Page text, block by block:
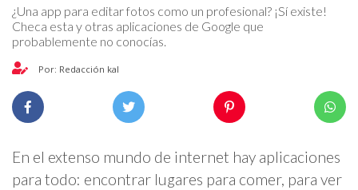
¿Una app para editar fotos como un profesional? ¡Sí existe!
Checa esta y otras aplicaciones de Google que
probablemente no conocías.
Por: Redacción kal
En el extenso mundo de internet hay aplicaciones
para todo: encontrar lugares para comer, para ver